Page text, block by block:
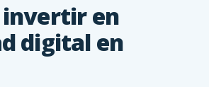
invertir en
digital en